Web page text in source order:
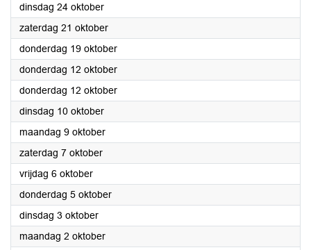
dinsdag 24 oktober2023
zaterdag 21 oktober2023
donderdag 19 oktober2023
donderdag 12 oktober2023
donderdag 12 oktober2023
dinsdag 10 oktober2023
maandag 9 oktober2023
zaterdag 7 oktober2023
vrijdag 6 oktober2023
donderdag 5 oktober2023
dinsdag 3 oktober2023
maandag 2 oktober2023